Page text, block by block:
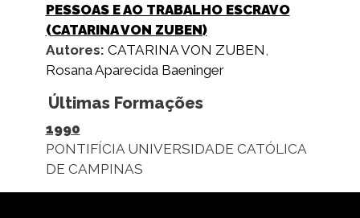
PESSOAS E AO TRABALHO ESCRAVO
(CATARINA VON ZUBEN)
Autores: CATARINA VON ZUBEN
Rosana Aparecida Baeninger
Últimas Formações
1990
PONTIFÍCIA UNIVERSIDADE CATÓLICA
DE CAMPINAS